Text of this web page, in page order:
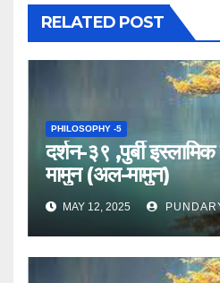
RELATED POST
PHILOSOPHY -5
दर्शन-३९ ,पुर्बी
मामुन (अल-मामुन)
MAY 12, 2025